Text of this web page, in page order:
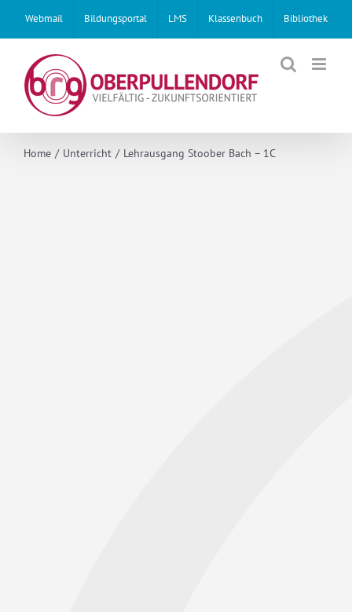
content
Webmail Bildungsportal LMS Klassenbuch Bibliothek
Home Unterricht Lehrausgang Stoober Bach – 1C